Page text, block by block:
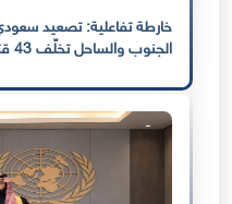
خارطة تفاعلية: تصعيد
الجنوب والساحل تخلّف 43 قتيلا